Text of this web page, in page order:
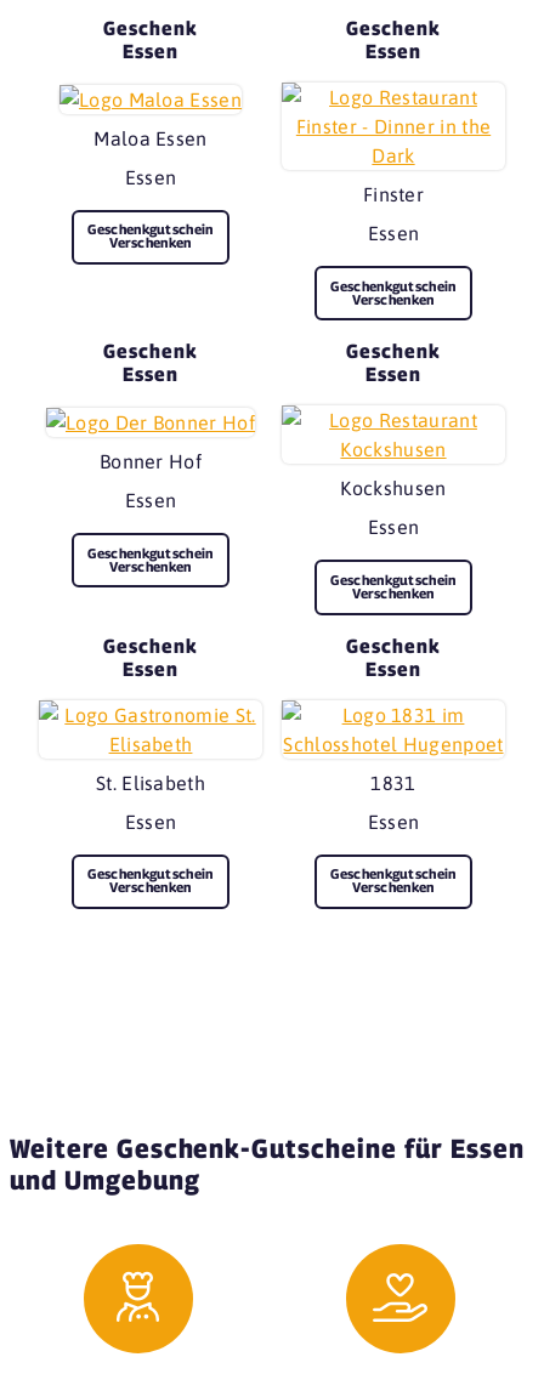
Geschenk
Essen
Maloa Essen
Essen
Geschenkgutschein
Verschenken
Geschenk
Essen
Finster
Essen
Geschenkgutschein
Verschenken
Geschenk
Essen
Bonner Hof
Essen
Geschenkgutschein
Verschenken
Geschenk
Essen
Kockshusen
Essen
Geschenkgutschein
Verschenken
Geschenk
Essen
St. Elisabeth
Essen
Geschenkgutschein
Verschenken
Geschenk
Essen
1831
Essen
Geschenkgutschein
Verschenken
Weitere Geschenk-Gutscheine für Essen
und Umgebung